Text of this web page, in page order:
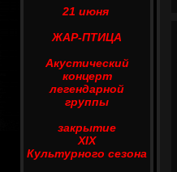
21 июня
ЖАР-ПТИЦА
Акустический
концерт
легендарной
группы
закрытие
XIX
Культурного сезона